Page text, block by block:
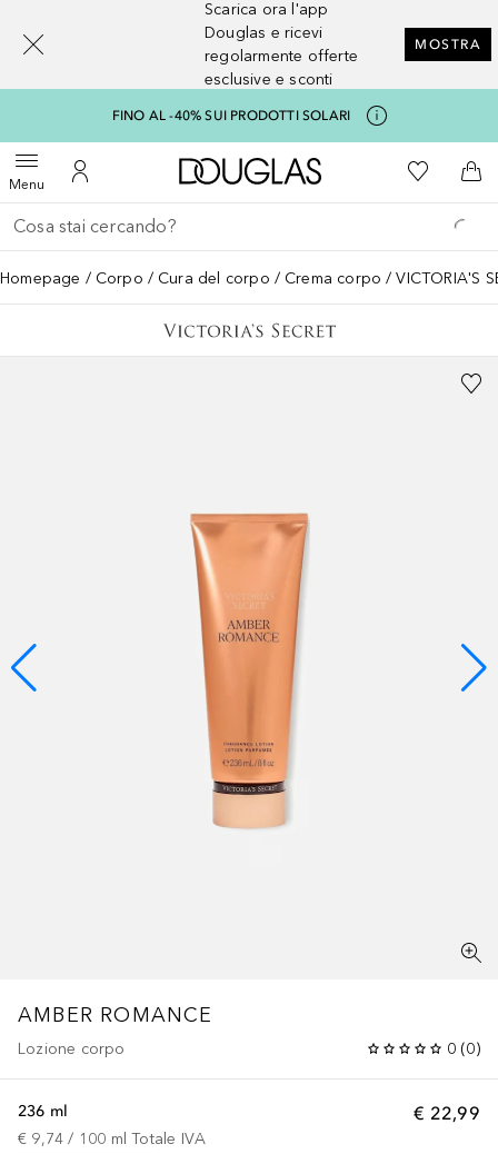
Scarica ora l'app
Douglas e ricevi
regolarmente offerte
esclusive e sconti
MOSTRA
FINO AL -40% SUI PRODOTTI SOLARI
MenuApri menuAl Mio Account
A Douglas HomeAlla Mia
Al
Torna indietro
Esegui ricerca
Homepage Corpo Cura del corpo Crema corpo VICTORIA'S
AMBER ROMANCE
Lozione corpo 0 (0)
€ 22,99
236 ml
€ 9,74 / 100 ml Totale IVA
[navigation.slideout.screenreader]